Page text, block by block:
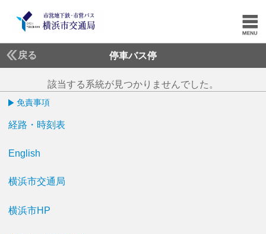
戻る 停車バス停
該当する系統が見つかりませんでした。
免責事項
経路・時刻表
English
横浜市交通局
横浜市HP